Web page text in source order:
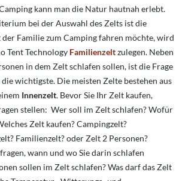
kann man die Natur hautnah erlebt.
bei der Auswahl des Zelts ist die
Familie zum Camping fahren möchte, wird
Tent Technology Familienzeltzulegen. Neben
in dem Zelt schlafen sollen, ist die Frage
die wichtigste. Die meisten Zelte bestehen aus
Innenzelt. Bevor Sie Ihr Zelt kaufen,
stellen: Wer soll im Zelt schlafen? Wofür
Zelt kaufen? Campingzelt?
Familienzelt? oder Zelt 2 Personen?
wann und wo Sie darin schlafen
sollen im Zelt schlafen? Was darf das Zelt